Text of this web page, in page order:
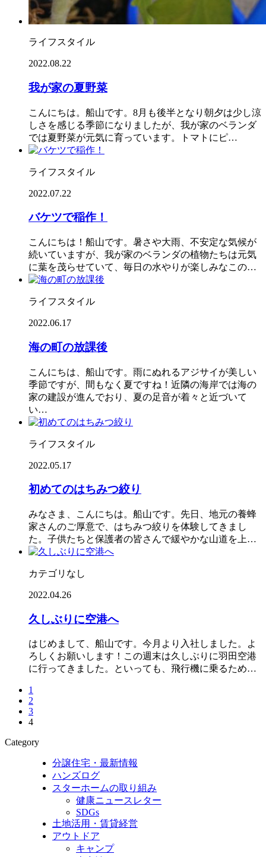
ライフスタイル
2022.08.22
我が家の夏野菜
こんにちは。船山です。8月も後半となり朝夕は少し涼
しさを感じる季節になりましたが、我が家のベランダ
では夏野菜が元気に育っています。トマトにピ…
ライフスタイル
2022.07.22
バケツで稲作！
こんにちは！船山です。暑さや大雨、不安定な気候が
続いていますが、我が家のベランダの植物たちは元気
に葉を茂らせていて、毎日の水やりが楽しみなこの…
ライフスタイル
2022.06.17
海の町の放課後
こんにちは、船山です。雨にぬれるアジサイが美しい
季節ですが、間もなく夏ですね！近隣の海岸では海の
家の建設が進んでおり、夏の足音が着々と近づいて
い…
ライフスタイル
2022.05.17
初めてのはちみつ絞り
みなさま、こんにちは。船山です。先日、地元の養蜂
家さんのご厚意で、はちみつ絞りを体験してきまし
た。子供たちと保護者の皆さんで緩やかな山道を上…
カテゴリなし
2022.04.26
久しぶりに空港へ
はじめまして、船山です。今月より入社しました。よ
ろしくお願いします！この週末は久しぶりに羽田空港
に行ってきました。といっても、飛行機に乗るため…
1
2
3
4
Category
分譲住宅・最新情報
ハンズログ
スターホームの取り組み
健康ニュースレター
SDGs
土地活用・賃貸経営
アウトドア
キャンプ